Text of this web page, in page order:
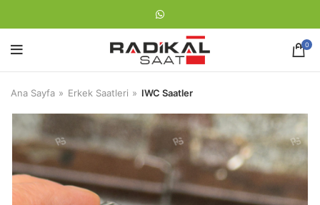
0
Ana Sayfa Erkek Saatleri IWC Saatler